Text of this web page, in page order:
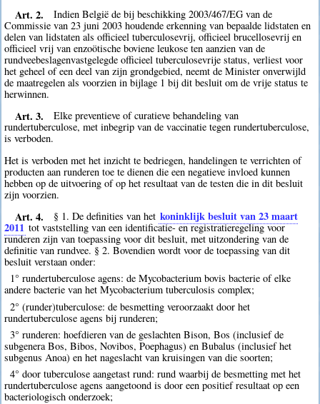
Art. 2.
Indien België de bij beschikking 2003/467/EG van de
Commissie van 23 juni 2003 houdende erkenning van bepaalde lidstaten en
delen van lidstaten als officieel tuberculosevrij, officieel brucellosevrij en
officieel vrij van enzoötische boviene leukose ten aanzien van de
rundveebeslagenvastgelegde officieel tuberculosevrije status, verliest voor
het geheel of een deel van zijn grondgebied, neemt de Minister onverwijld
de maatregelen als voorzien in bijlage 1 bij dit besluit om de vrije status te
herwinnen.
Art. 3.
Elke preventieve of curatieve behandeling van
rundertuberculose, met inbegrip van de vaccinatie tegen rundertuberculose,
is verboden.
Het is verboden met het inzicht te bedriegen, handelingen te verrichten of
producten aan runderen toe te dienen die een negatieve invloed kunnen
hebben op de uitvoering of op het resultaat van de testen die in dit besluit
zijn voorzien.
Art. 4. § 1. De definities van het koninklijk besluit van 23 maart
2011 tot vaststelling van een identificatie- en registratieregeling voor
runderen zijn van toepassing voor dit besluit, met uitzondering van de
definitie van rundvee. § 2. Bovendien wordt voor de toepassing van dit
besluit verstaan onder:
1° rundertuberculose agens: de Mycobacterium bovis bacterie of elke
andere bacterie van het Mycobacterium tuberculosis complex;
2° (runder)tuberculose: de besmetting veroorzaakt door het
rundertuberculose agens bij runderen;
3° runderen: hoefdieren van de geslachten Bison, Bos (inclusief de
subgenera Bos, Bibos, Novibos, Poephagus) en Bubalus (inclusief het
subgenus Anoa) en het nageslacht van kruisingen van die soorten;
4° door tuberculose aangetast rund: rund waarbij de besmetting met het
rundertuberculose agens aangetoond is door een positief resultaat op een
bacteriologisch onderzoek;